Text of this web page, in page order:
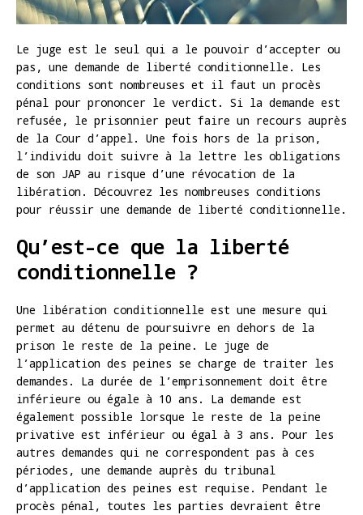
Le juge est le seul qui a le pouvoir d’accepter ou
pas, une demande de liberté conditionnelle. Les
conditions sont nombreuses et il faut un procès
pénal pour prononcer le verdict. Si la demande est
refusée, le prisonnier peut faire un recours auprès
de la Cour d’appel. Une fois hors de la prison,
l’individu doit suivre à la lettre les obligations
de son JAP au risque d’une révocation de la
libération. Découvrez les nombreuses conditions
pour réussir une demande de liberté conditionnelle.
Qu’est-ce que la liberté
conditionnelle ?
Une libération conditionnelle est une mesure qui
permet au détenu de poursuivre en dehors de la
prison le reste de la peine. Le juge de
l’application des peines se charge de traiter les
demandes. La durée de l’emprisonnement doit être
inférieure ou égale à 10 ans. La demande est
également possible lorsque le reste de la peine
privative est inférieur ou égal à 3 ans. Pour les
autres demandes qui ne correspondent pas à ces
périodes, une demande auprès du tribunal
d’application des peines est requise. Pendant le
procès pénal, toutes les parties devraient être